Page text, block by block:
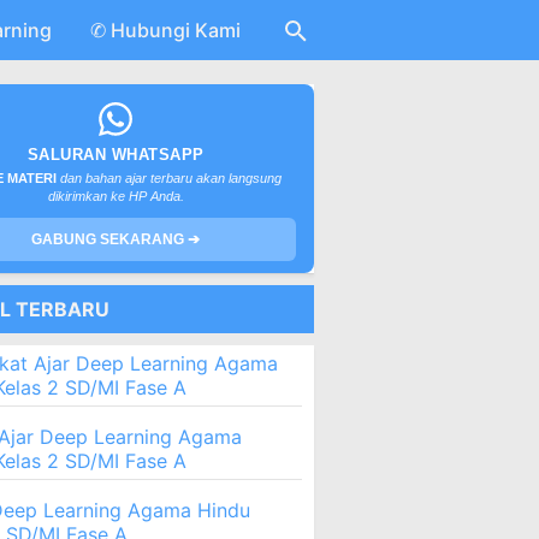
✆ Hubungi Kami
SALURAN WHATSAPP
MATERI dan bahan ajar terbaru akan langsung
dikirimkan ke HP Anda.
GABUNG SEKARANG ➔
TERBARU
Ajar Deep Learning Agama
2 SD/MI Fase A
Deep Learning Agama
2 SD/MI Fase A
Learning Agama Hindu
SD/MI Fase A